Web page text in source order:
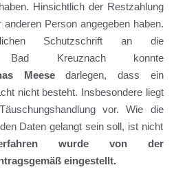
Hinsichtlich der Restzahlung
Person angegeben haben.
Schutzschrift an die
Bad Kreuznachkonnte
Meesedarlegen, dass ein
nicht besteht. Insbesondere liegt
vor. Wie die
Daten gelangt sein soll, ist nicht
wurde von der
eingestellt.